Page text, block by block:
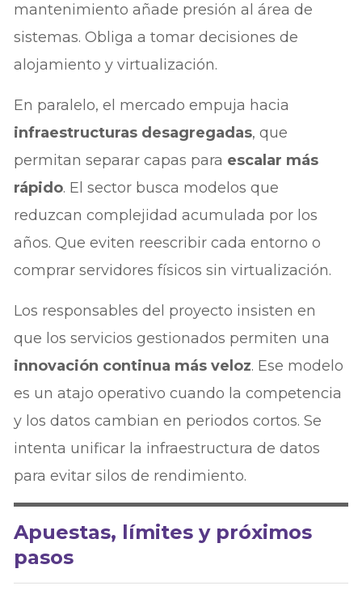
mantenimiento añade presión al área de
sistemas. Obliga a tomar decisiones de
alojamiento y virtualización.
En paralelo, el mercado empuja hacia
infraestructuras desagregadas, que
permitan separar capas para escalar más
rápido. El sector busca modelos que
reduzcan complejidad acumulada por los
años. Que eviten reescribir cada entorno o
comprar servidores físicos sin virtualización.
Los responsables del proyecto insisten en
que los servicios gestionados permiten una
innovación continua más veloz. Ese modelo
es un atajo operativo cuando la competencia
y los datos cambian en periodos cortos. Se
intenta unificar la infraestructura de datos
para evitar silos de rendimiento.
Apuestas, límites y próximos
pasos